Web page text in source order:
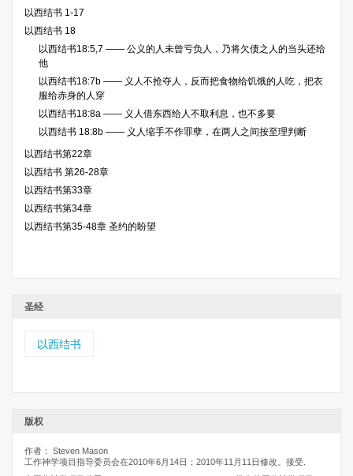
以西结书 1-17
以西结书 18
以西结书18:5,7 —— 公义的人未曾亏负人，乃将欠债之人的当头还给
他
以西结书18:7b —— 义人不抢夺人，反而把食物给饥饿的人吃，把衣
服给赤身的人穿
以西结书18:8a —— 义人借东西给人不取利息，也不多要
以西结书 18:8b —— 义人缩手不作罪孽，在两人之间按至理判断
以西结书第22章
以西结书 第26-28章
以西结书第33章
以西结书第34章
以西结书第35-48章 圣约的盼望
圣经
以西结书
版权
作者： Steven Mason
工作神学项目指导委员会在2010年6月14日；2010年11月11日修改。接受.